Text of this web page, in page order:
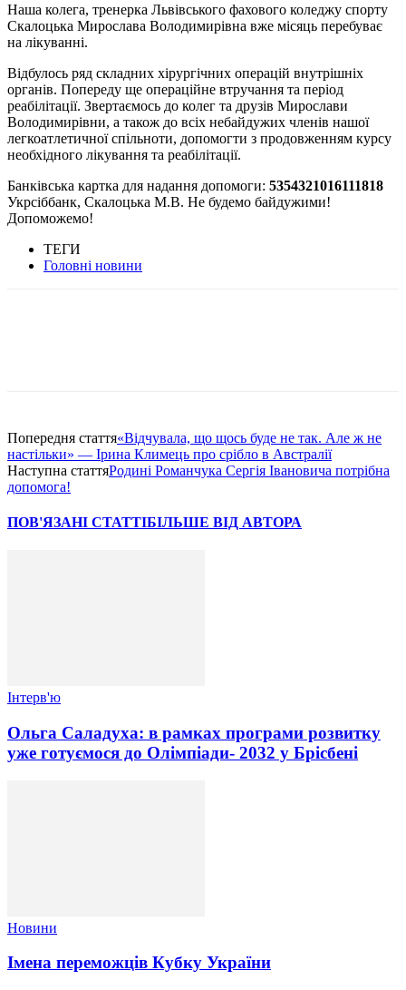
Наша колега, тренерка Львівського фахового коледжу спорту
Скалоцька Мирослава Володимирівна вже місяць перебуває
на лікуванні.
Відбулось ряд складних хірургічних операцій внутрішніх
органів. Попереду ще операційне втручання та період
реабілітації. Звертаємось до колег та друзів Мирослави
Володимирівни, а також до всіх небайдужих членів нашої
легкоатлетичної спільноти, допомогти з продовженням курсу
необхідного лікування та реабілітації.
Банківська картка для надання допомоги: 5354321016111818
Укрсіббанк, Скалоцька М.В. Не будемо байдужими!
Допоможемо!
ТЕГИ
Головні новини
Попередня стаття«‎Відчувала, що щось буде не так. Але ж не
настільки» — Ірина Климець про срібло в Австралії
Наступна статтяРодині Романчука Сергія Івановича потрібна
допомога!
ПОВ'ЯЗАНІ СТАТТІБІЛЬШЕ ВІД АВТОРА
Інтерв'ю
Ольга Саладуха: в рамках програми розвитку
уже готуємося до Олімпіади- 2032 у Брісбені
Новини
Імена переможців Кубку України